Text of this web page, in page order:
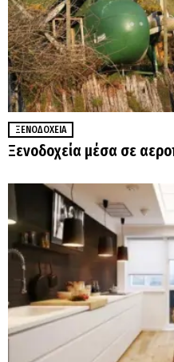
ΞΕΝΟΔΟΧΕΊΑ
Ξενοδοχεία μέσα σε